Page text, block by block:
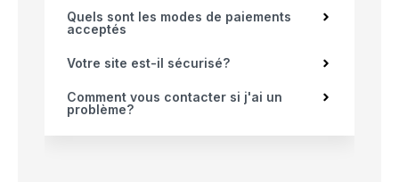
Quels sont les modes de paiements
acceptés
Votre site est-il sécurisé?
Comment vous contacter si j'ai un
problème?